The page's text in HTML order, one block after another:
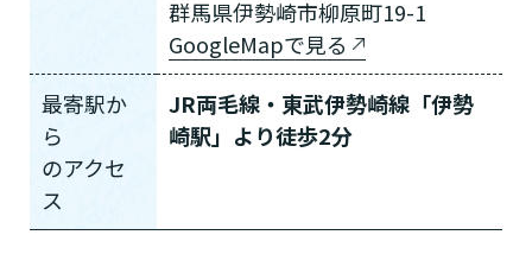
群馬県伊勢崎市柳原町19-1
GoogleMapで見る
最寄駅か
ら
のアクセ
ス
JR両毛線・東武伊勢崎線「伊勢
崎駅」より徒歩2分
要介護認定を受け、要支援１～２、
ご自宅で生活しながら介護サービス
日帰りで使いたいですか？